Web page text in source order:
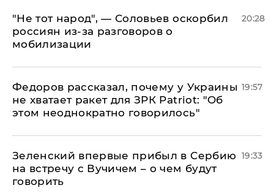
​"Не тот народ", — Соловьев оскорбил
россиян из-за разговоров о
мобилизации
20:28
Федоров рассказал, почему у Украины
не хватает ракет для ЗРК Patriot: "Об
этом неоднократно говорилось"
19:57
Зеленский впервые прибыл в Сербию
на встречу с Вучичем – о чем будут
говорить
19:33